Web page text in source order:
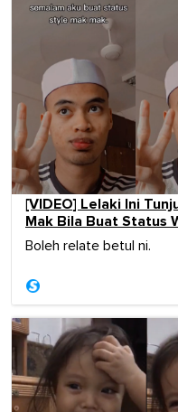
[VIDEO] Lelaki Ini
Mak Bila Buat Status
Boleh relate betul ni.